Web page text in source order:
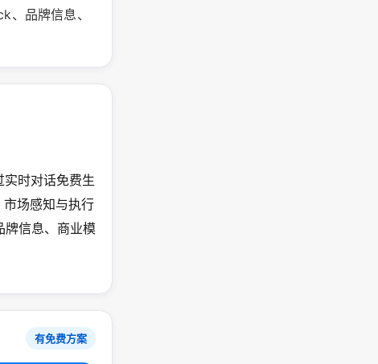
品牌信息、
时对话免费生
场感知与执行
牌信息、商业模
有免费方案